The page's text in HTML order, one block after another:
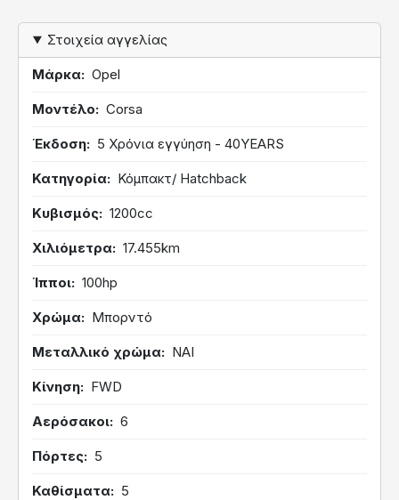
Στοιχεία αγγελίας
Μάρκα Opel
Μοντέλο Corsa
Έκδοση 5 Χρόνια εγγύηση - 40YEARS
Κατηγορία Κόμπακτ/ Hatchback
Κυβισμός 1200cc
Χιλιόμετρα 17.455km
Ίπποι 100hp
Χρώμα Μπορντό
Μεταλλικό χρώμα ΝΑΙ
Κίνηση FWD
Αερόσακοι 6
Πόρτες 5
Καθίσματα 5